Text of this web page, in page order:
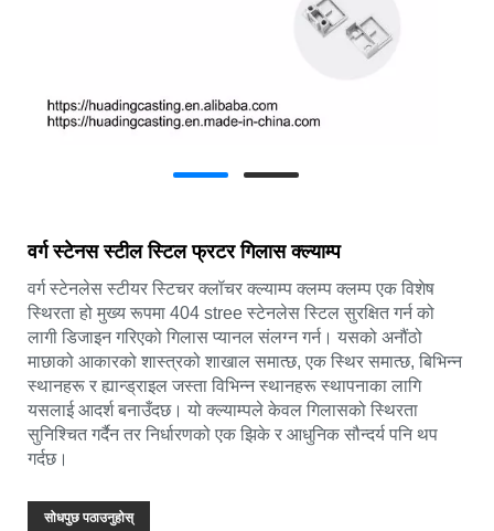
वर्ग स्टेनस स्टील स्टिल फ्रटर गिलास क्ल्याम्प
वर्ग स्टेनलेस स्टीयर स्टिचर क्लॉचर क्ल्याम्प क्लम्प क्लम्प एक विशेष
स्थिरता हो मुख्य रूपमा 404 stree स्टेनलेस स्टिल सुरक्षित गर्न को
लागी डिजाइन गरिएको गिलास प्यानल संलग्न गर्न। यसको अनौंठो
माछाको आकारको शास्त्रको शाखाल समात्छ, एक स्थिर समात्छ, बिभिन्न
स्थानहरू र ह्यान्ड्राइल जस्ता विभिन्न स्थानहरू स्थापनाका लागि
यसलाई आदर्श बनाउँदछ। यो क्ल्याम्पले केवल गिलासको स्थिरता
सुनिश्चित गर्दैन तर निर्धारणको एक झिके र आधुनिक सौन्दर्य पनि थप
गर्दछ।
सोधपुछ पठाउनुहोस्